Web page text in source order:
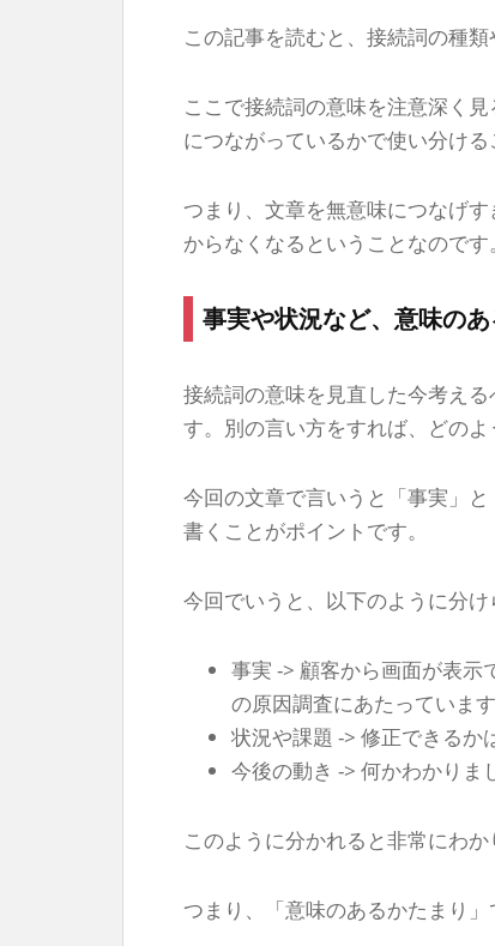
この記事を読むと、接続詞の種
ここで接続詞の意味を注意深く
につながっているかで使い分ける
つまり、文章を無意味につなげ
からなくなるということなのです。
事実や状況など、意味の
接続詞の意味を見直した今考え
す。別の言い方をすれば、どの
今回の文章で言いうと「事実」
書くことがポイントです。
今回でいうと、以下のように分け
事実 -> 顧客から画面が表示
の原因調査にあたっています
状況や課題 -> 修正できるか
今後の動き -> 何かわかりま
このように分かれると非常にわか
つまり、「意味のあるかたまり